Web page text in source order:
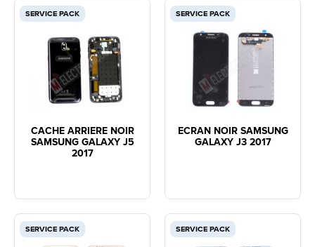
SERVICE PACK
CACHE ARRIERE NOIR
SAMSUNG GALAXY J5
2017
SERVICE PACK
ECRAN NOIR SAMSUNG
GALAXY J3 2017
SERVICE PACK SERVICE PACK